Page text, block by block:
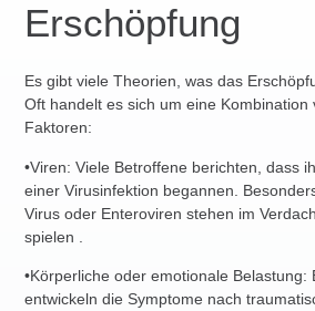
Erschöpfung
Es gibt viele Theorien, was das
Oft handelt es sich um eine Kombination
Faktoren:
•Viren: Viele Betroffene berichten, dass
einer Virusinfektion begannen.
Virus oder Enteroviren stehen im
spielen .
•Körperliche oder emotionale Belastung:
entwickeln die Symptome nach